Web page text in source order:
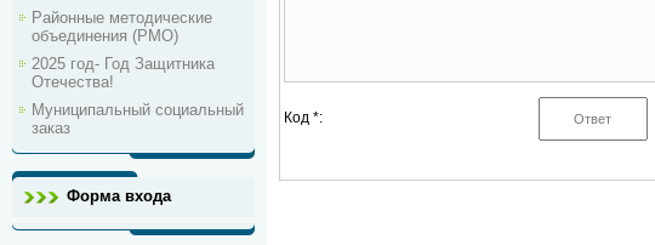
Районные методические
объединения (РМО)
2025 год- Год Защитника
Отечества!
Муниципальный социальный
заказ
Форма входа
Код *: